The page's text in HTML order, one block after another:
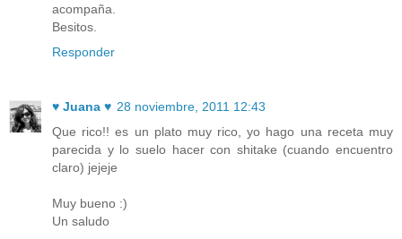
acompaña.
Besitos.
Responder
♥ Juana ♥ 28 noviembre, 2011 12:43
Que rico!! es un plato muy rico, yo hago una receta muy
parecida y lo suelo hacer con shitake (cuando encuentro
claro) jejeje
Muy bueno :)
Un saludo